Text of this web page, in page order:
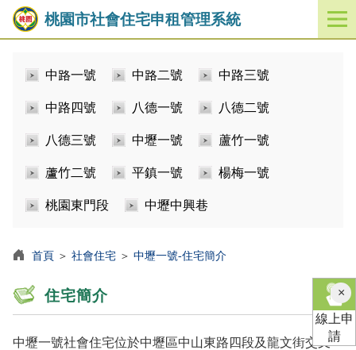
桃園市社會住宅申租管理系統
開
啟
中路一號 中路二號 中路三號
中路四號 八德一號 八德二號
八德三號 中壢一號 蘆竹一號
蘆竹二號 平鎮一號 楊梅一號
桃園東門段 中壢中興巷
首頁 ＞ 社會住宅 ＞ 中壢一號-住宅簡介
住宅簡介
中壢一號社會住宅位於中壢區中山東路四段及龍文街交叉
×關
閉
線上申
請